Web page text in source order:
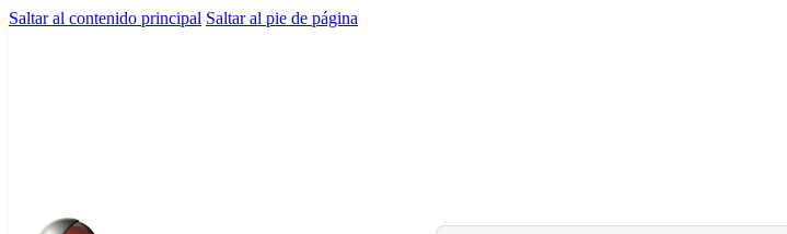
Saltar al contenido principal Saltar al pie de página